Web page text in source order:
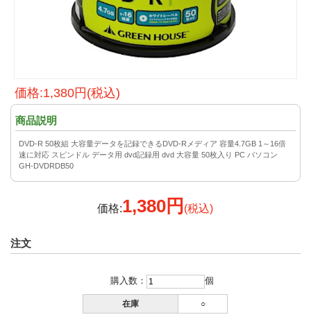
価格:1,380円(税込)
商品説明
DVD-R 50枚組 大容量データを記録できるDVD-Rメディア 容量4.7GB 1～16倍
速に対応 スピンドル データ用 dvd記録用 dvd 大容量 50枚入り PC パソコン
GH-DVDRDB50
価格:1,380円 (税込)
注文
購入数： 個
在庫 ○